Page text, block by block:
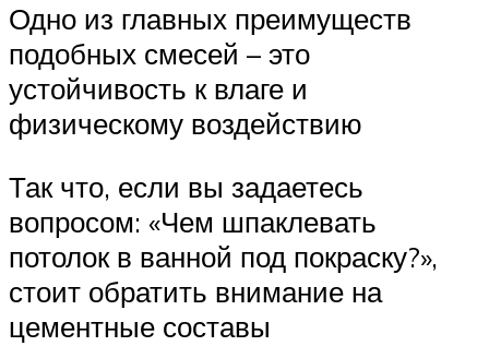
Одно из главных преимуществ
подобных смесей – это
устойчивость к влаге и
физическому воздействию
Так что, если вы задаетесь
вопросом: «Чем шпаклевать
потолок в ванной под покраску?»,
стоит обратить внимание на
цементные составы